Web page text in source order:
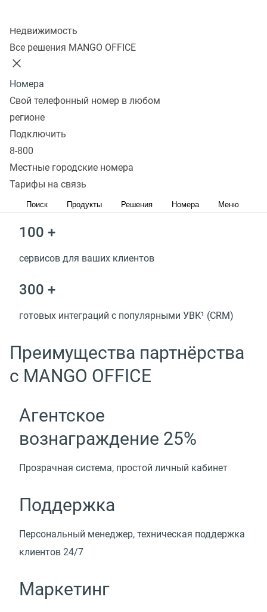
Недвижимость
Все решения MANGO OFFICE
Номера
Свой телефонный номер в любом
регионе
Подключить
8-800
Местные городские номера
Тарифы на связь
Поиск Продукты Решения Номера Меню
Маркетинговая поддержка
Стать партнером
> 50 млн
3 500 +
партнеров уже с нами
100 +
сервисов для ваших клиентов
300 +
готовых интеграций с популярными УВК¹ (CRM)
Преимущества партнёрства
с MANGO OFFICE
Агентское
вознаграждение 25%
Прозрачная система, простой личный кабинет
Поддержка
Персональный менеджер, техническая поддержка
клиентов 24/7
Маркетинг